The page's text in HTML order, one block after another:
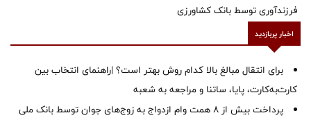
فرزندآوری توسط بانک کشاورزی
اخبار پربازدید
برای انتقال مبالغ بالا کدام روش بهتر است؟ |راهنمای انتخاب بین
کارت‌به‌کارت، پایا، ساتنا و مراجعه به شعبه
پرداخت بیش از ۸ همت وام ازدواج به زوج‌های جوان توسط بانک ملی